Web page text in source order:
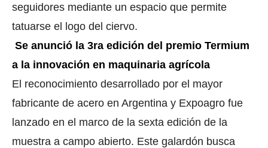
seguidores mediante un espacio que permite
tatuarse el logo del ciervo.
Se anunció la 3ra edición del premio Termium
a la innovación en maquinaria agrícola
El reconocimiento desarrollado por el mayor
fabricante de acero en Argentina y Expoagro fue
lanzado en el marco de la sexta edición de la
muestra a campo abierto. Este galardón busca